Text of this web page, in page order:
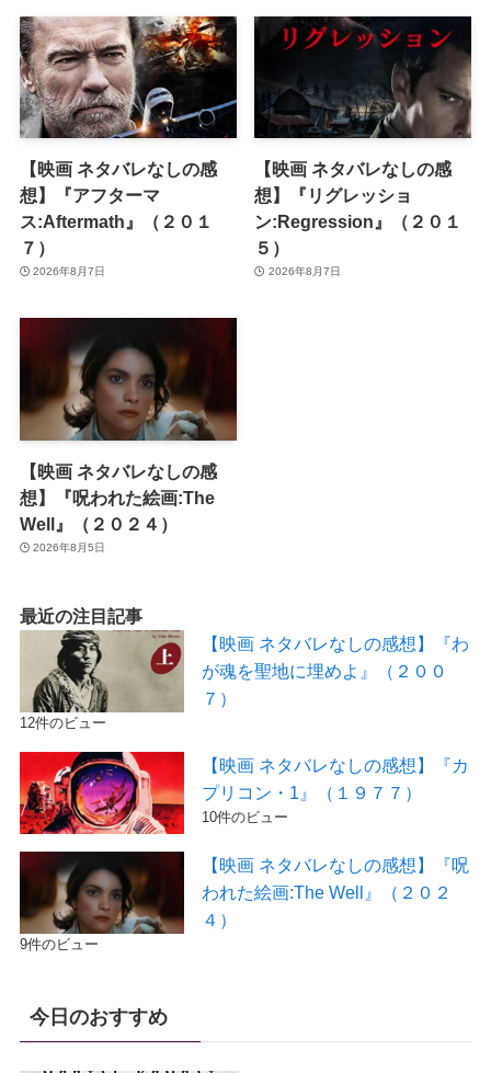
【映画 ネタバレなしの感
想】『アフターマ
ス:Aftermath』（２０１
７）
2026年8月7日
【映画 ネタバレなしの感
想】『リグレッショ
ン:Regression』（２０１
５）
2026年8月7日
【映画 ネタバレなしの感
想】『呪われた絵画:The
Well』（２０２４）
2026年8月5日
最近の注目記事
【映画 ネタバレなしの感想】『わ
が魂を聖地に埋めよ』（２００
７）
12件のビュー
【映画 ネタバレなしの感想】『カ
プリコン・1』（１９７７）
10件のビュー
【映画 ネタバレなしの感想】『呪
われた絵画:The Well』（２０２
４）
9件のビュー
今日のおすすめ